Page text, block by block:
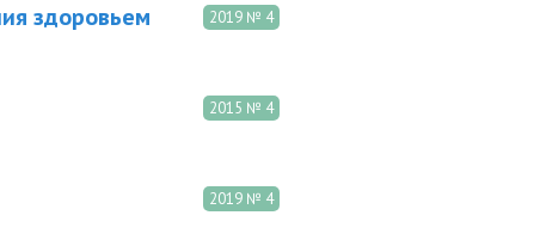
2019 № 4
здоровьем
2015 № 4
2019 № 4